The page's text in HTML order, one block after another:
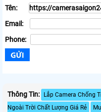
Tên:
Email:
Phone:
Thông Tin: Lắp Camera Chống
Ngoài Trời Chất Lượng Giá Rẻ